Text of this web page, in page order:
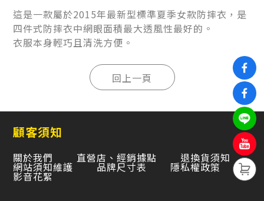
這是一款屬於2015年最新型標準夏季女款防摔衣，是
四件式防摔衣中網眼面積最大透風性最好的。
衣服本身輕巧且清洗方便。
顧客須知
關於我們 直營店、經銷據點 退換貨須知
網站須知維護 品牌尺寸表 隱私權政策
影音花絮